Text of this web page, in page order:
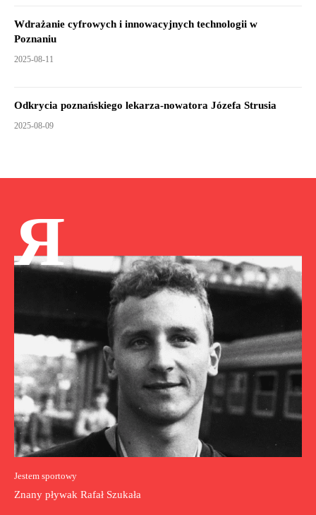
Wdrażanie cyfrowych i innowacyjnych technologii w
Poznaniu
2025-08-11
Odkrycia poznańskiego lekarza-nowatora Józefa Strusia
2025-08-09
Я
Jestem sportowy
Znany pływak Rafał Szukała